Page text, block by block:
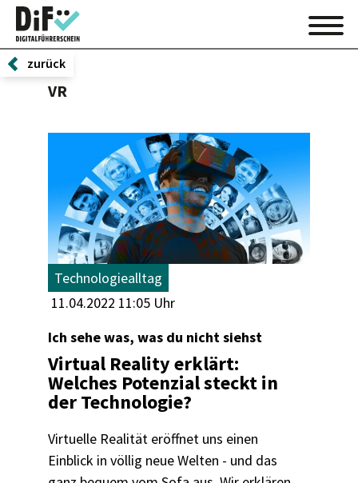
zurück
VR
Technologiealltag
11.04.2022 11:05 Uhr
Ich sehe was, was du nicht siehst
Virtual Reality erklärt:
Welches Potenzial steckt in
der Technologie?
Virtuelle Realität eröffnet uns einen
Einblick in völlig neue Welten - und das